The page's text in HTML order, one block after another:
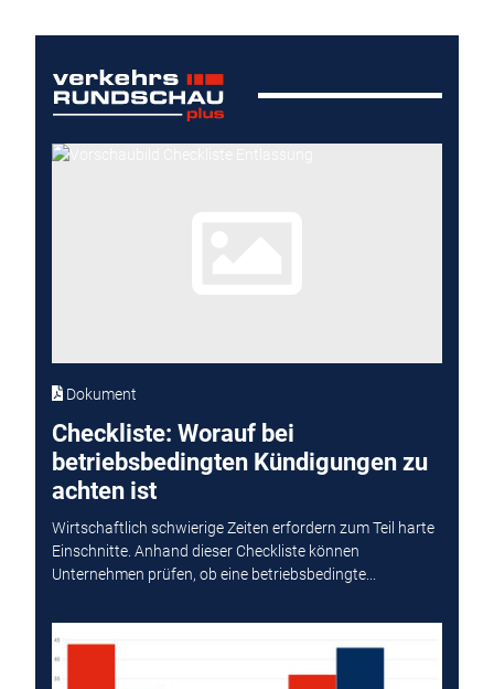
Dokument
Checkliste: Worauf bei
betriebsbedingten Kündigungen zu
achten ist
Wirtschaftlich schwierige Zeiten erfordern zum Teil harte
Einschnitte. Anhand dieser Checkliste können
Unternehmen prüfen, ob eine betriebsbedingte...